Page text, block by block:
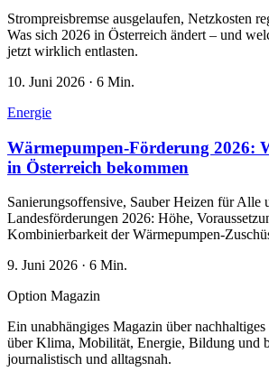
Strompreisbremse ausgelaufen, Netzkosten
Was sich 2026 in Österreich ändert – und
jetzt wirklich entlasten.
10. Juni 2026 · 6 Min.
Energie
Wärmepumpen-Förderung 2026:
in Österreich bekommen
Sanierungsoffensive, Sauber Heizen für Alle
Landesförderungen 2026: Höhe,
Kombinierbarkeit der Wärmepumpen-
9. Juni 2026 · 6 Min.
Option Magazin
Ein unabhängiges Magazin über
über Klima, Mobilität, Energie, Bildung und
journalistisch und alltagsnah.